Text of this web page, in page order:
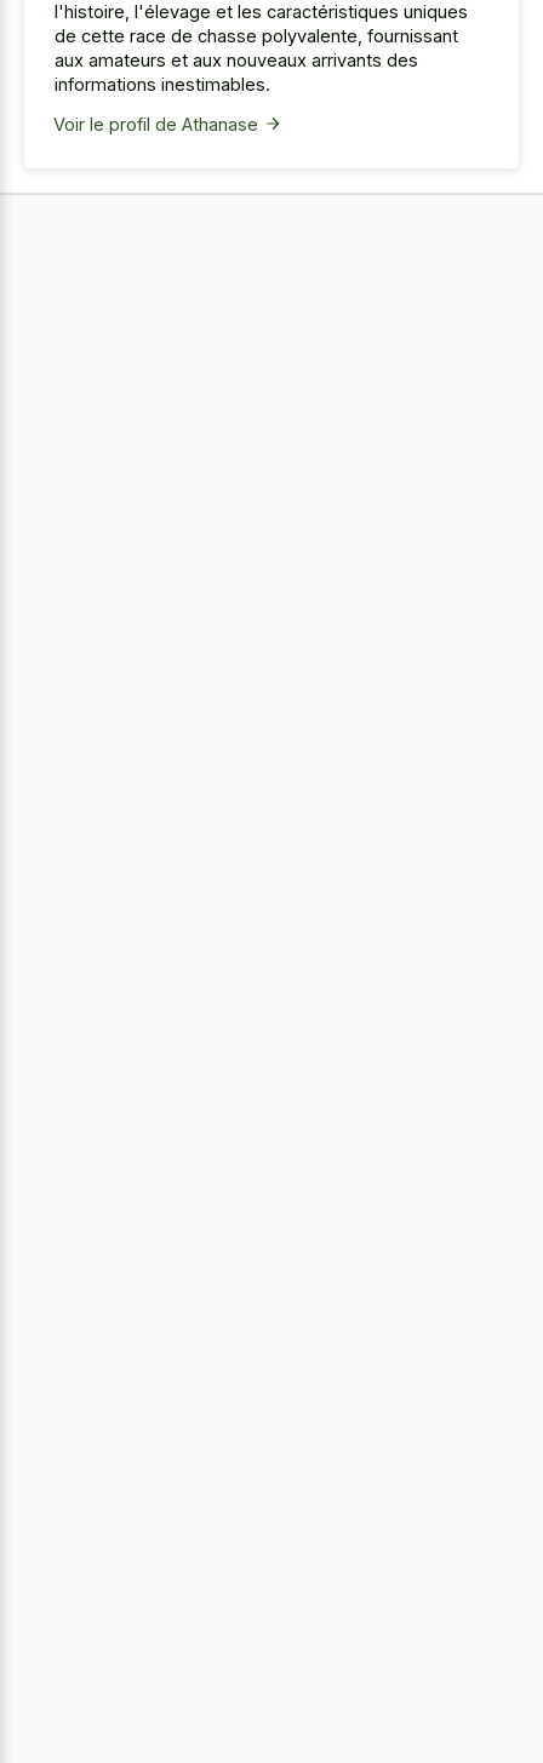
l'histoire, l'élevage et les caractéristiques uniques
de cette race de chasse polyvalente, fournissant
aux amateurs et aux nouveaux arrivants des
informations inestimables.
Voir le profil de Athanase